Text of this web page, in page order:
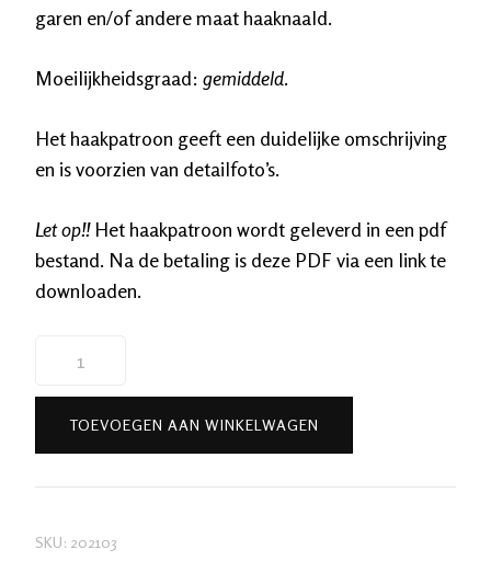
garen en/of andere maat haaknaald.
Moeilijkheidsgraad: gemiddeld.
Het haakpatroon geeft een duidelijke omschrijving
en is voorzien van detailfoto’s.
Let op!!Het haakpatroon wordt geleverd in een pdf
bestand. Na de betaling is deze PDF via een link te
downloaden.
TOEVOEGEN AAN WINKELWAGEN
SKU: 202103